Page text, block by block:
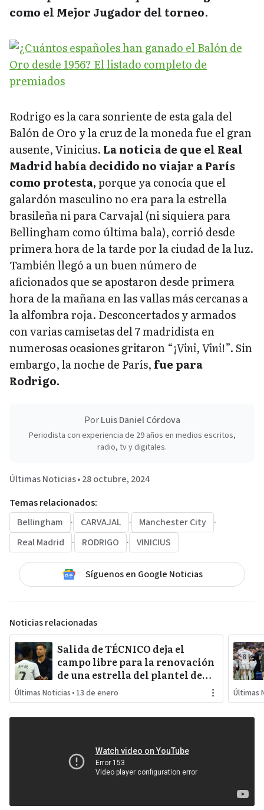
como el Mejor Jugador del torneo.
Rodrigo es la cara sonriente de esta gala del
Balón de Oro y la cruz de la moneda fue el gran
ausente, Vinicius. La noticia de que el Real
Madrid había decidido no viajar a París
como protesta,porque ya conocía que el
galardón masculino no era para la estrella
brasileña ni para Carvajal (ni siquiera para
Bellingham como última bala), corrió desde
primera hora de la tarde por la ciudad de la luz.
También llegó a un buen número de
aficionados que se apostaron desde primera
hora de la mañana en las vallas más cercanas a
la alfombra roja. Desconcertados y armados
con varias camisetas del 7 madridista en
numerosas ocasiones gritaron “¡Vini,Vini!”. Sin
embargo, la noche de París, fue para
Rodrigo.
PorLuis Daniel Córdova
Periodista con experiencia de 29 años en medios escritos,
radio, tv y digitales.
Últimas Noticias•28 octubre, 2024
Temas relacionados:
Bellingham
· CARVAJAL · Manchester City
·
Real Madrid
· RODRIGO · VINICIUS
Síguenos en Google Noticias
Noticias relacionadas
Salida de TÉCNICO deja el
campo libre para la renovación
de una estrella del plantel de
REAL MADRID
Últimas Noticias • 13 de enero Últimas